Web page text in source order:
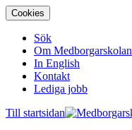
Cookies
Sök
Om Medborgarskolan
In English
Kontakt
Lediga jobb
Till startsidan